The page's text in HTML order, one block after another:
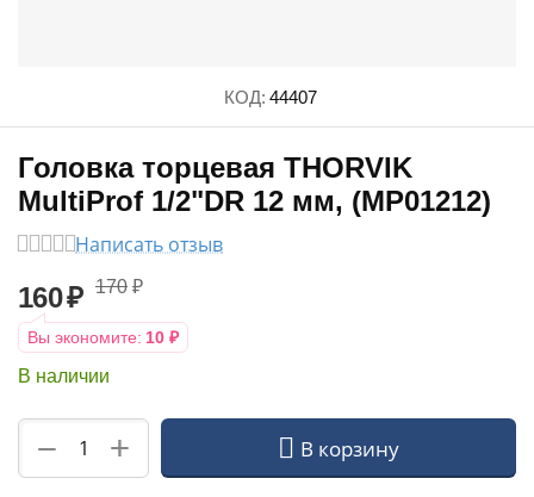
КОД: 44407
Головка торцевая THORVIK
MultiProf 1/2"DR 12 мм, (MP01212)
Написать отзыв
160₽ 170 ₽
Вы экономите: 10 ₽
В наличии
+
− В корзину